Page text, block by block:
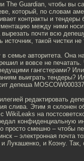
The Guardian, чтобы вы
который, по словам
контракты и тендеры
между ними
почти всю
такой чистки не
семье авторитета. Она
и вовсе не печатать.
гангстерами?
выиграть тендеры?
депеша
редактировать
слива. Этим я склонен
WikiLeaks на
конфиденциальную
просто смешно – чтобы
– электронная почта
Лукашенко, и Коэну. Так,